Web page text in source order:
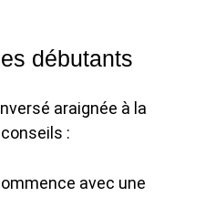
débutants
araignée à la
:
avec une